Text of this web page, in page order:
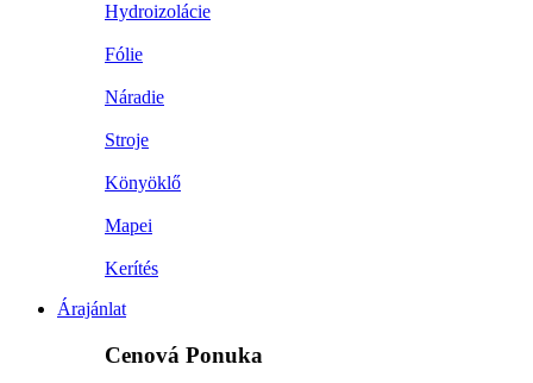
Hydroizolácie
Fólie
Náradie
Stroje
Könyöklő
Mapei
Kerítés
Árajánlat
Cenová Ponuka